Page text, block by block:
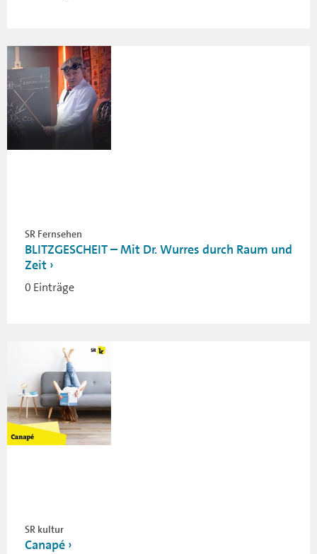
SR Fernsehen
BLITZGESCHEIT – Mit Dr. Wurres durch Raum und
Zeit
0 Einträge
SR kultur
Canapé